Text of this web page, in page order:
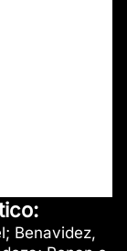
Benavidez,